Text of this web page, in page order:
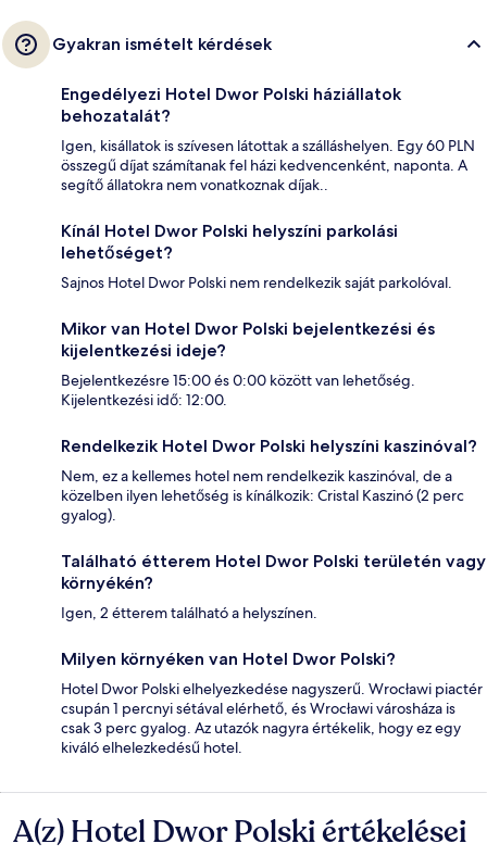
Gyakran ismételt kérdések
Engedélyezi Hotel Dwor Polski háziállatok
behozatalát?
Igen, kisállatok is szívesen látottak a szálláshelyen. Egy 60 PLN
összegű díjat számítanak fel házi kedvencenként, naponta. A
segítő állatokra nem vonatkoznak díjak..
Kínál Hotel Dwor Polski helyszíni parkolási
lehetőséget?
Sajnos Hotel Dwor Polski nem rendelkezik saját parkolóval.
Mikor van Hotel Dwor Polski bejelentkezési és
kijelentkezési ideje?
Bejelentkezésre 15:00 és 0:00 között van lehetőség.
Kijelentkezési idő: 12:00.
Rendelkezik Hotel Dwor Polski helyszíni kaszinóval?
Nem, ez a kellemes hotel nem rendelkezik kaszinóval, de a
közelben ilyen lehetőség is kínálkozik: Cristal Kaszinó (2 perc
gyalog).
Található étterem Hotel Dwor Polski területén vagy
környékén?
Igen, 2 étterem található a helyszínen.
Milyen környéken van Hotel Dwor Polski?
Hotel Dwor Polski elhelyezkedése nagyszerű. Wrocławi piactér
csupán 1 percnyi sétával elérhető, és Wrocławi városháza is
csak 3 perc gyalog. Az utazók nagyra értékelik, hogy ez egy
kiváló elhelezkedésű hotel.
Értékelések
A(z) Hotel Dwor Polski értékelései